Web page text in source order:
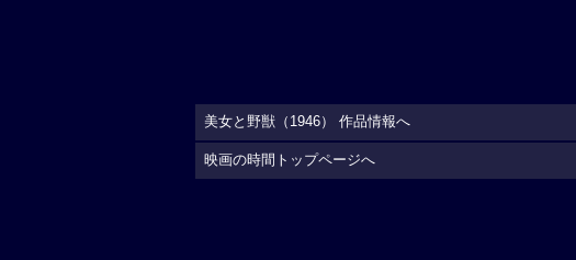
美女と野獣（1946） 作品情報へ
映画の時間トップページへ